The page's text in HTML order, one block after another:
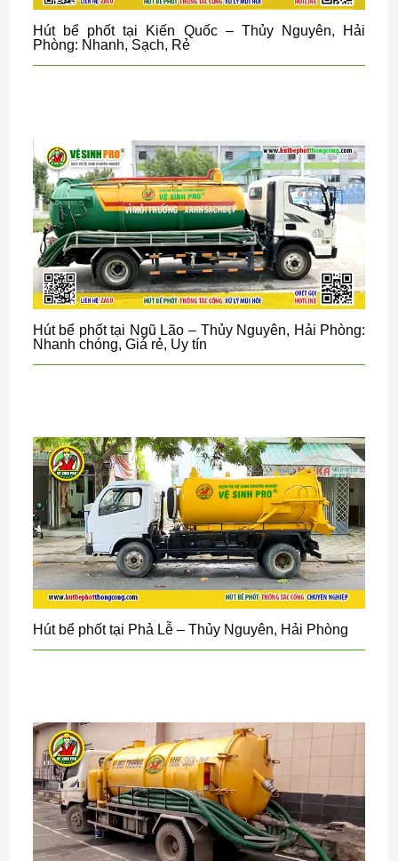
Hút bể phốt tại Kiến Quốc – Thủy Nguyên, Hải
Phòng: Nhanh, Sạch, Rẻ
Hút bể phốt tại Ngũ Lão – Thủy Nguyên, Hải Phòng:
Nhanh chóng, Giá rẻ, Uy tín
Hút bể phốt tại Phả Lễ – Thủy Nguyên, Hải Phòng